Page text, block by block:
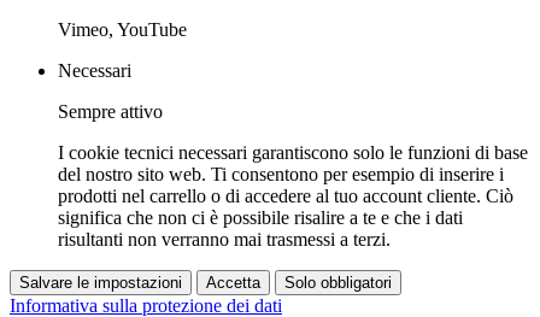
Vimeo, YouTube
Necessari
Sempre attivo
I cookie tecnici necessari garantiscono solo le funzioni di base
del nostro sito web. Ti consentono per esempio di inserire i
prodotti nel carrello o di accedere al tuo account cliente. Ciò
significa che non ci è possibile risalire a te e che i dati
risultanti non verranno mai trasmessi a terzi.
Salvare le impostazioni Accetta Solo obbligatori
Informativa sulla protezione dei dati